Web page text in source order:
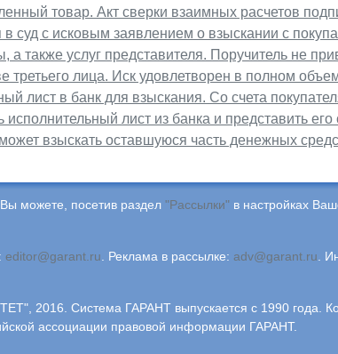
товар. Акт сверки взаимных расчетов
суд с исковым заявлением о взыскании с
также услуг представителя. Поручитель не
третьего лица. Иск удовлетворен в полном
лист в банк для взыскания. Со счета
лист из банка и представить
взыскать оставшуюся часть денежных
можете, посетив раздел "Рассылки" в настройках
editor@garant.ru. Реклама в рассылке: adv@garant.ru.
2016. Система ГАРАНТ выпускается с 1990 года.
ассоциации правовой информации ГАРАНТ.